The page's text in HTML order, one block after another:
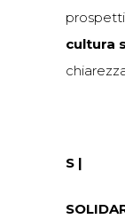
cultura
S |